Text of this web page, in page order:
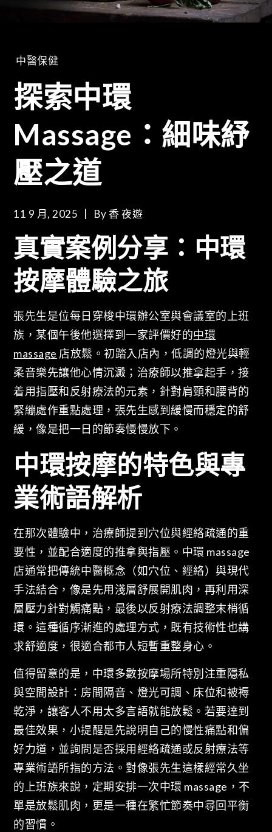
中醫保健
探索中環
Massage：細味紓
壓之道
11 9 月, 2025 By香 夜遊
真實案例分享：中環
按摩體驗之旅
張先生是位每日穿梭中環辦公室與會議室的上班
族，某個午後他選擇到一家評價好的中環
massage 店放鬆。初踏入店內，低調的燈光與輕
柔音樂先讓他心情沉澱；治療師以推拿起手，接
着用指壓和反射療法的元素，針對肩頸和腰背的
緊繃處作重點處理，張先生感到緩慢而穩定的舒
緩，像是把一日的節奏慢慢放下。
中環按摩的特色與專
業術語解析
在那次體驗中，治療師提到穴位與經絡疏通的重
要性，並配合適度的推拿與指壓。中環 massage
店通常把傳統中醫概念（如穴位、經絡）與現代
手法結合，像是先用淺層舒展開肌肉，再利用深
層壓力針對觸痛點，最後以反射療法調整末梢循
環。這種循序漸進的處理方式，既有技術性也講
求舒適度，很適合都市人短暫重整身心。
值得留意的是，中環多數按摩場所特別注重隱私
與空間設計：房間隔音、燈光可調、床位和被褥
乾淨，讓客人不用太多言語就能放鬆。若要達到
最佳效果，小提醒是先說明自己的慢性痛點和偏
好力道，並詢問是否採用經絡疏通或反射療法等
專業術語所指的方法。對像張先生這樣經常久坐
的上班族來說，定期安排一次中環 massage，不
單是放鬆肌肉，更是一種在繁忙節奏中尋回平衡
的習慣。